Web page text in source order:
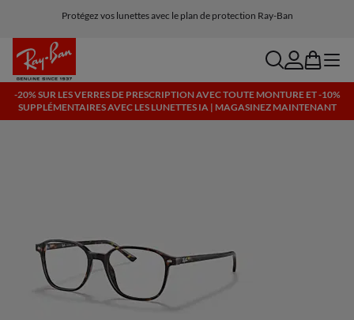
Livraison et retours gratuits, lunettes IA incluses
Protégez vos lunettes avec le plan de protection Ray-Ban
searchaccount
bag menu
-20% SUR LES VERRES DE PRESCRIPTION AVEC TOUTE MONTURE ET -10%
SUPPLÉMENTAIRES AVEC LES LUNETTES IA | MAGASINEZ MAINTENANT